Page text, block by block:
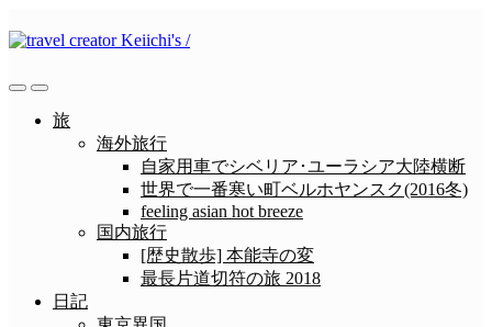
ン
ン
検
メ
ニ 旅
海外旅行
自家用車でシベリア･ユーラシア大陸横断
世界で一番寒い町ベルホヤンスク(2016冬)
feeling asian hot breeze
国内旅行
[歴史散歩] 本能寺の変
最長片道切符の旅 2018
日記